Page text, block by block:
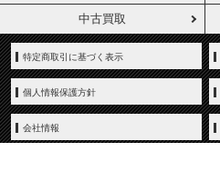
中古買取
特定商取引に基づく表示
個人情報保護方針
会社情報